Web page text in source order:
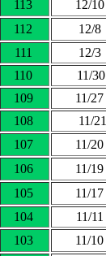
113 12/10
112 12/8
111 12/3
110 11/30
109 11/27
108 11/21
107 11/20
106 11/19
105 11/17
104 11/11
103 11/10